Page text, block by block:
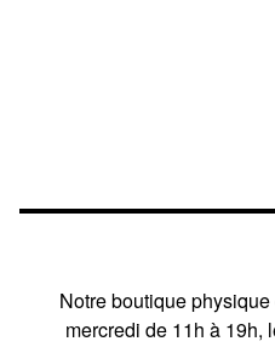
Notre boutique
mercredi de 11h à 19h,